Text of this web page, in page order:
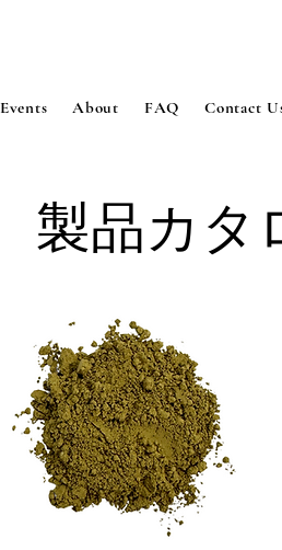
Events About FAQ Contact
製品カタ